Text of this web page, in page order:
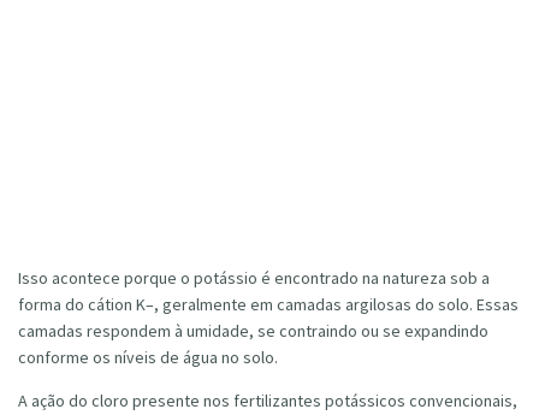
Isso acontece porque o potássio é encontrado na natureza sob a
forma do cátion K–, geralmente em camadas argilosas do solo. Essas
camadas respondem à umidade, se contraindo ou se expandindo
conforme os níveis de água no solo.
A ação do cloro presente nos fertilizantes potássicos convencionais,